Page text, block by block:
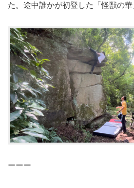
た。途中誰かが初登した「怪獣の華
ーーー